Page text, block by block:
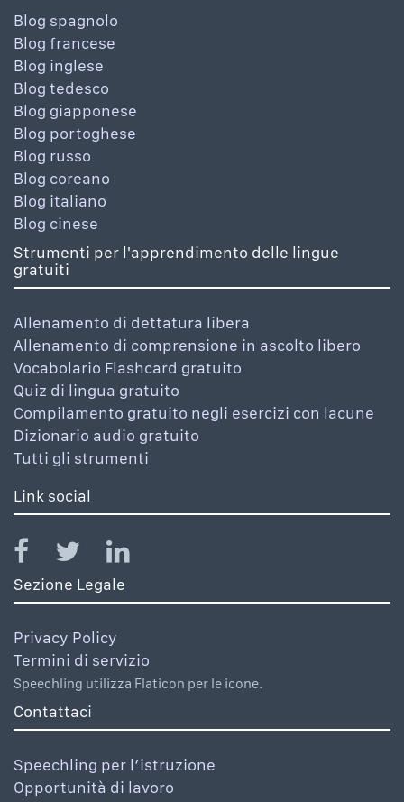
Blog spagnolo
Blog francese
Blog inglese
Blog tedesco
Blog giapponese
Blog portoghese
Blog russo
Blog coreano
Blog italiano
Blog cinese
Strumenti per l'apprendimento delle lingue
gratuiti
Allenamento di dettatura libera
Allenamento di comprensione in ascolto libero
Vocabolario Flashcard gratuito
Quiz di lingua gratuito
Compilamento gratuito negli esercizi con lacune
Dizionario audio gratuito
Tutti gli strumenti
Link social
Sezione Legale
Privacy Policy
Termini di servizio
Speechling utilizza Flaticon per le icone.
Contattaci
Speechling per l’istruzione
Opportunità di lavoro